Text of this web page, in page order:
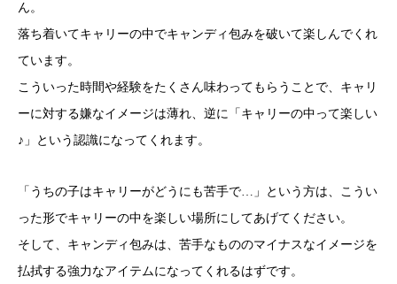
ん。
落ち着いてキャリーの中でキャンディ包みを破いて楽しんでくれ
ています。
こういった時間や経験をたくさん味わってもらうことで、キャリ
ーに対する嫌なイメージは薄れ、逆に「キャリーの中って楽しい
♪」という認識になってくれます。
「うちの子はキャリーがどうにも苦手で…」という方は、こうい
った形でキャリーの中を楽しい場所にしてあげてください。
そして、キャンディ包みは、苦手なもののマイナスなイメージを
払拭する強力なアイテムになってくれるはずです。